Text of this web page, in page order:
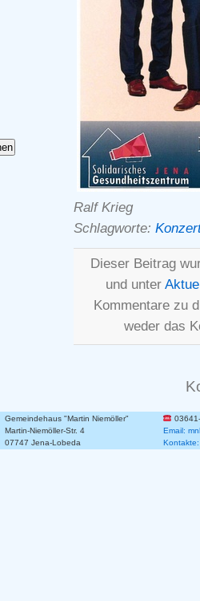
Ralf Krieg
Schlagworte:
Dieser Beitrag
und unter
Kommentare zu
weder das
Gemeindehaus "Martin Niemöller"
Martin-Niemöller-Str. 4
Email:
07747 Jena-Lobeda